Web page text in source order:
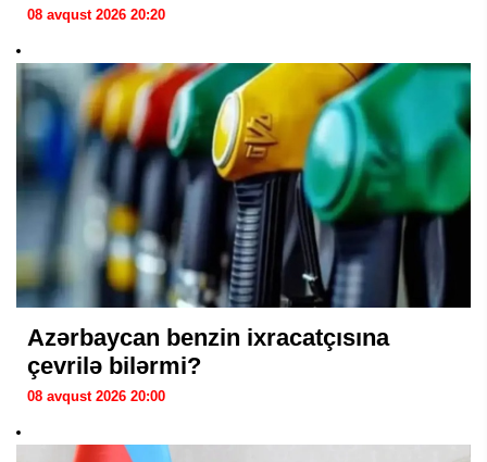
08 avqust 2026 20:20
Azərbaycan benzin ixracatçısına
çevrilə bilərmi?
08 avqust 2026 20:00